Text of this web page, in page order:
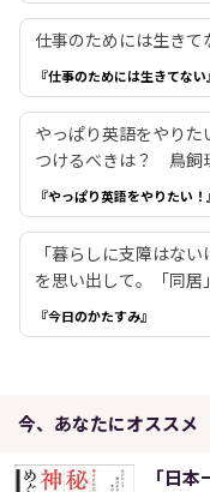
仕事のためには生きて
『仕事のためには生きてない
やっぱり英語をやり
つけるべきは？ 鳥飼
『やっぱり英語をやりたい！
「暮らしに支障はな
を思い出して。「同居
『今日のかたすみ』
今、あなたにオススメ
「日